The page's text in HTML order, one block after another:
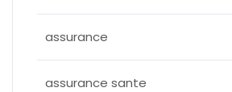
assurance
assurance sante